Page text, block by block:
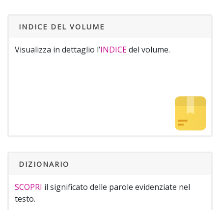
INDICE DEL VOLUME
Visualizza in dettaglio l’INDICEdel volume.
DIZIONARIO
SCOPRI il significato delle parole evidenziate nel
testo.